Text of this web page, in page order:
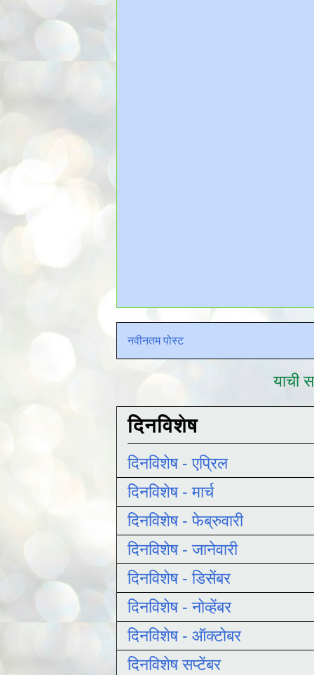
नवीनतम पोस्ट
याची
दिनविशेष
दिनविशेष - एप्रिल
दिनविशेष - मार्च
दिनविशेष - फेब्रुवारी
दिनविशेष - जानेवारी
दिनविशेष - डिसेंबर
दिनविशेष - नोव्हेंबर
दिनविशेष - ऑक्टोबर
दिनविशेष सप्टेंबर